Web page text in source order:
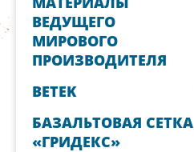
ВЕДУЩЕГО
МИРОВОГО
ПРОИЗВОДИТЕЛЯ
BETEK
БАЗАЛЬТОВАЯ СЕТКА
«ГРИДЕКС»